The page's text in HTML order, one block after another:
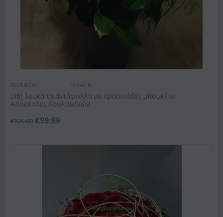
ΚΩΔΙΚΟΣ: rosw16
(36) λευκά τριαντάφυλλα με πρασινάδες μπουκέτο.
Αποστολές Λουλουδιών.
€120.00 €99.99